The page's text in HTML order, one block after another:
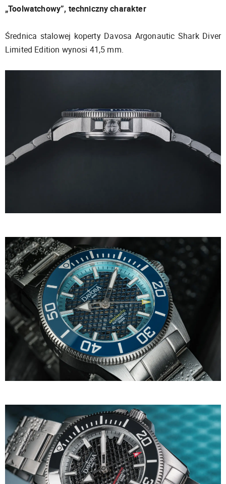
„Toolwatchowy”, techniczny charakter
Średnica stalowej koperty Davosa Argonautic Shark Diver
Limited Edition wynosi 41,5 mm.